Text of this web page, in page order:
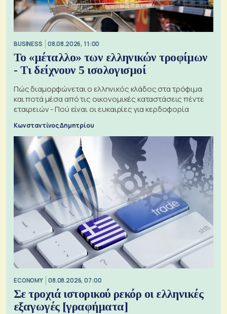
BUSINESS 08.08.2026, 11:00
Το «μέταλλο» των ελληνικών τροφίμων
- Τι δείχνουν 5 ισολογισμοί
Πώς διαμορφώνεται ο ελληνικός κλάδος στα τρόφιμα
και ποτά μέσα από τις οικονομικές καταστάσεις πέντε
εταιρειών - Πού είναι οι ευκαιρίες για κερδοφορία
Κωνσταντίνος Δημητρίου
ECONOMY 08.08.2026, 07:00
Σε τροχιά ιστορικού ρεκόρ οι ελληνικές
εξαγωγές [γραφήματα]